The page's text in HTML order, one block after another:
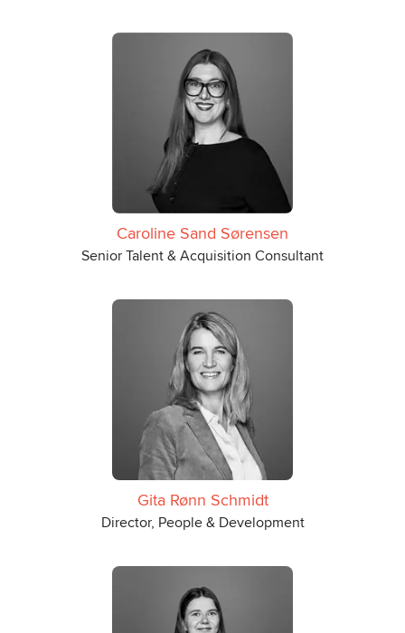
Caroline Sand Sørensen
Senior Talent & Acquisition Consultant
Gita Rønn Schmidt
Director, People & Development